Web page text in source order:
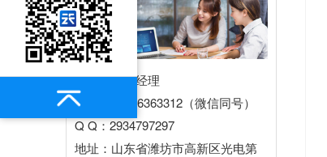
联系人：王经理
电话：13276363312（微信同号）
Q Q：2934797297
地址：山东省潍坊市高新区光电第